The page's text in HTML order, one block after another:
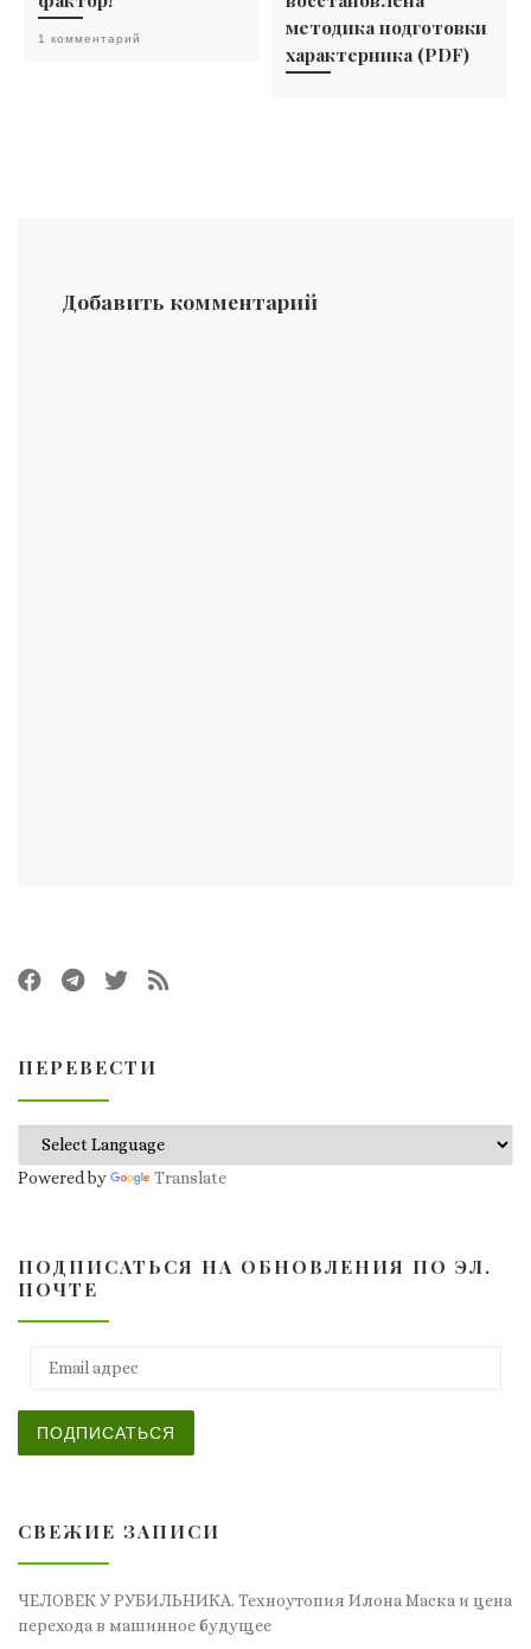
1 комментарий
методика подготовки
характерника (PDF)
Добавить комментарий
ПЕРЕВЕСТИ
Powered by Translate
ПОДПИСАТЬСЯ НА ОБНОВЛЕНИЯ ПО ЭЛ.
ПОЧТЕ
ПОДПИСАТЬСЯ
СВЕЖИЕ ЗАПИСИ
ЧЕЛОВЕК У РУБИЛЬНИКА. Техноутопия Илона Маска и цена
перехода в машинное будущее